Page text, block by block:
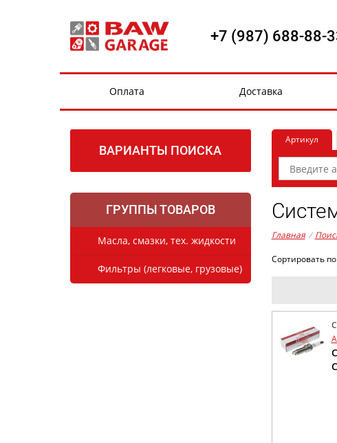
+7 (987) 688-88-
Оплата Доставка
ВАРИАНТЫ ПОИСКА
ГРУППЫ ТОВАРОВ
Масла, смазки, тех. жидкости
Фильтры (легковые, грузовые)
Артикул
Главная /
Сортировать по